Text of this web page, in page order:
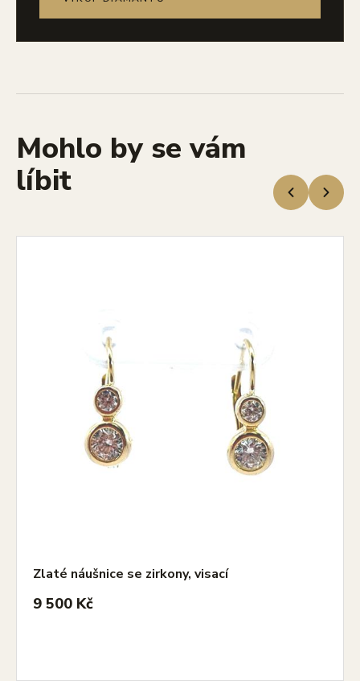
Mohlo by se vám
líbit
Zlaté náušnice se zirkony, visací
9 500 Kč